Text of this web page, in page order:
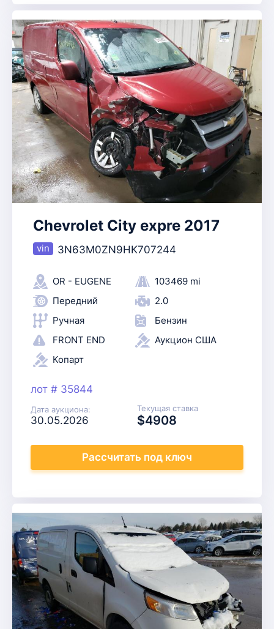
Chevrolet City expre 2017
3N63M0ZN9HK707244
OR - EUGENE
103469 mi
Передний
2.0
Ручная
Бензин
FRONT END
Аукцион США
Копарт
лот # 35844
Дата аукциона:
30.05.2026
Текущая ставка
$4908
Рассчитать под ключ